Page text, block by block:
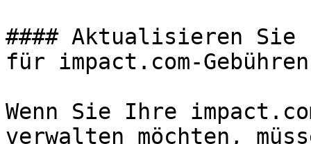
#### Aktualisieren Sie
für impact.com-Gebühren
Wenn Sie Ihre
verwalten möchten,